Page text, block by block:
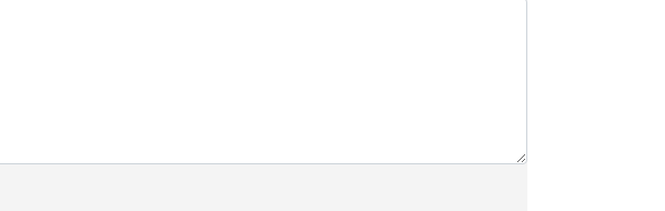
TEL 03-6701-3440